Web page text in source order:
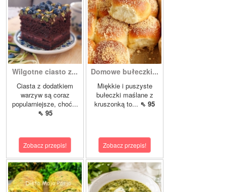
Wilgotne ciasto z...
Ciasta z dodatkiem
warzyw są coraz
popularniejsze, choć...
⇖ 95
Zobacz przepis!
Domowe bułeczki...
Miękkie i puszyste
bułeczki maślane z
kruszonką to... ⇖ 95
Zobacz przepis!